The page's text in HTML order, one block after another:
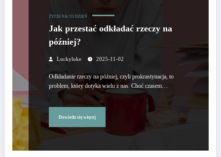
ŻYCIE NA CO DZIEŃ
Jak przestać odkładać rzeczy na
później?
Luckyluke 2025-11-02
Odkładanie rzeczy na później, czyli prokrastynacja, to
problem, który dotyka wielu z nas. Choć czasem…
Dowiedz się więcej